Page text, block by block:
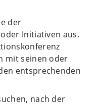
der
Initiativen aus.
mit seinen oder
entsprechenden
nach der